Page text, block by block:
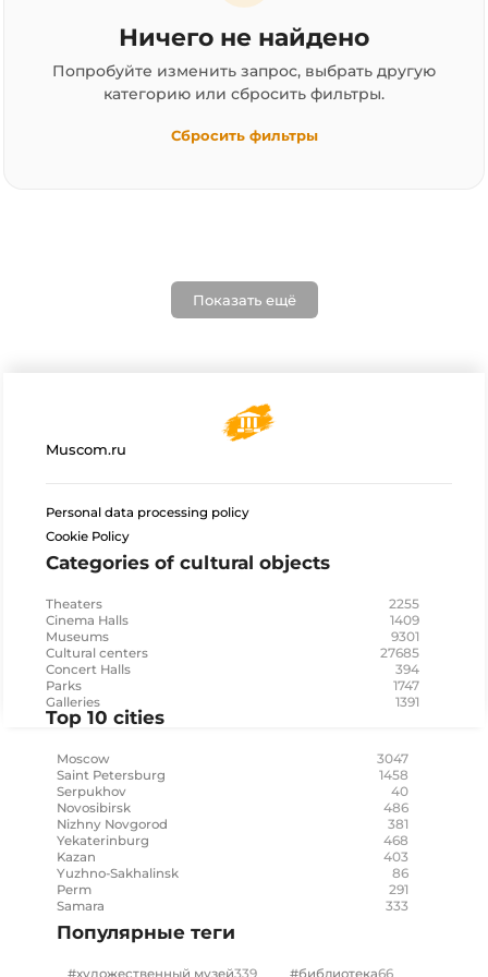
Ничего не найдено
Попробуйте изменить запрос, выбрать другую
категорию или сбросить фильтры.
Сбросить фильтры
Показать ещё
Muscom.ru
Personal data processing policy
Cookie Policy
Categories of cultural objects
Theaters 2255
Cinema Halls 1409
Museums 9301
Cultural centers 27685
Concert Halls 394
Parks 1747
Galleries 1391
Top 10 cities
Moscow 3047
Saint Petersburg 1458
Serpukhov 40
Novosibirsk 486
Nizhny Novgorod 381
Yekaterinburg 468
Kazan 403
Yuzhno-Sakhalinsk 86
Perm 291
Samara 333
Популярные теги
#художественный музей339 #библиотека66